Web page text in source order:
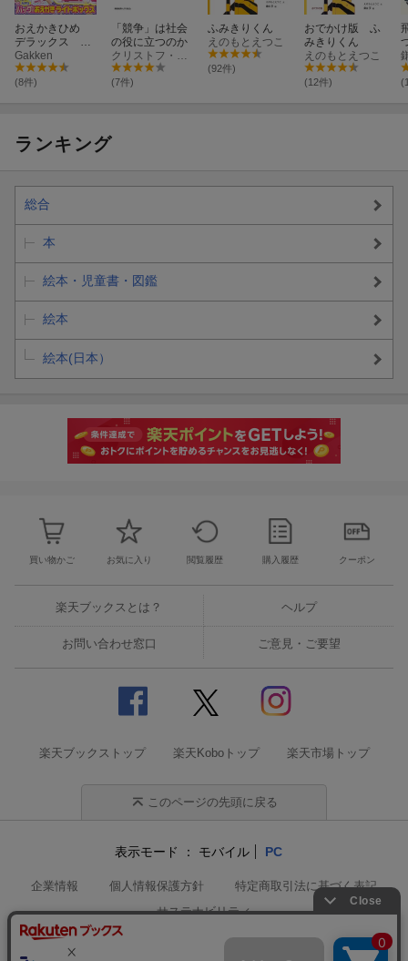
おえかきひめ
デラックス 新
装版
Gakken
(8件)
「競争」は社会
の役に立つのか
(7件)
ふみきりくん
えのもとえつこ
(92件)
おでかけ版 ふ
みきりくん
えのもとえつこ
(12件)
ランキング
総合
本
絵本・児童書・図鑑
絵本
絵本(日本）
買い物かご お気に入り 閲覧履歴 購入履歴 クーポン
楽天ブックスとは？ ヘルプ
お問い合わせ窓口 ご意見・ご要望
楽天ブックストップ 楽天Koboトップ 楽天市場トップ
このページの先頭に戻る
表示モード モバイル PC
企業情報 個人情報保護方針
特定商取引法に基づく表記
サステナビリティ